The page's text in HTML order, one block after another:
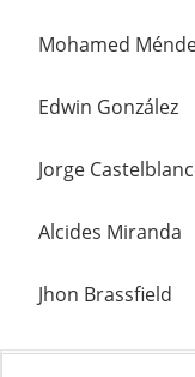
Mohamed
Edwin González
Jorge
Alcides Miranda
Jhon Brassfield